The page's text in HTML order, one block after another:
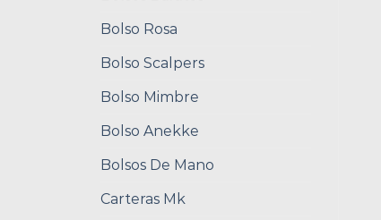
Bolso Rosa
Bolso Scalpers
Bolso Mimbre
Bolso Anekke
Bolsos De Mano
Carteras Mk